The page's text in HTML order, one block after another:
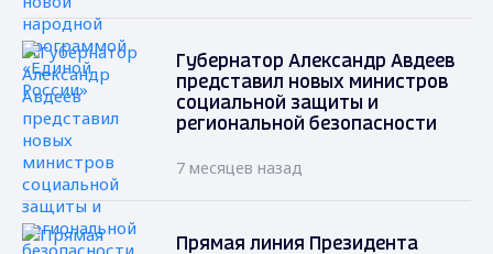
Губернатор Александр Авдеев
представил новых министров
социальной защиты и
региональной безопасности
7 месяцев назад
Прямая линия Президента